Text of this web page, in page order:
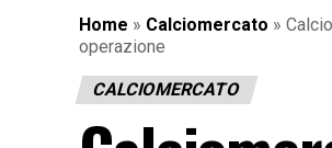
Home » Calciomercato »
operazione
CALCIOMERCATO